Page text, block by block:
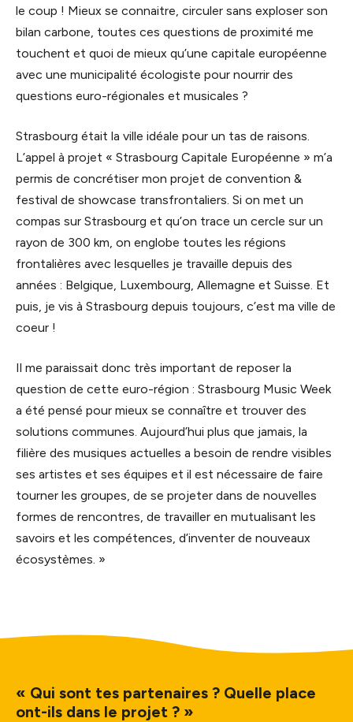
le coup ! Mieux se connaitre, circuler sans exploser son
bilan carbone, toutes ces questions de proximité me
touchent et quoi de mieux qu’une capitale européenne
avec une municipalité écologiste pour nourrir des
questions euro-régionales et musicales ?
Strasbourg était la ville idéale pour un tas de raisons.
L’appel à projet « Strasbourg Capitale Européenne » m’a
permis de concrétiser mon projet de convention &
festival de showcase transfrontaliers. Si on met un
compas sur Strasbourg et qu’on trace un cercle sur un
rayon de 300 km, on englobe toutes les régions
frontalières avec lesquelles je travaille depuis des
années : Belgique, Luxembourg, Allemagne et Suisse. Et
puis, je vis à Strasbourg depuis toujours, c’est ma ville de
coeur !
Il me paraissait donc très important de reposer la
question de cette euro-région : Strasbourg Music Week
a été pensé pour mieux se connaître et trouver des
solutions communes. Aujourd’hui plus que jamais, la
filière des musiques actuelles a besoin de rendre visibles
ses artistes et ses équipes et il est nécessaire de faire
tourner les groupes, de se projeter dans de nouvelles
formes de rencontres, de travailler en mutualisant les
savoirs et les compétences, d’inventer de nouveaux
écosystèmes. »
« Qui sont tes partenaires ? Quelle place
ont-ils dans le projet ? »